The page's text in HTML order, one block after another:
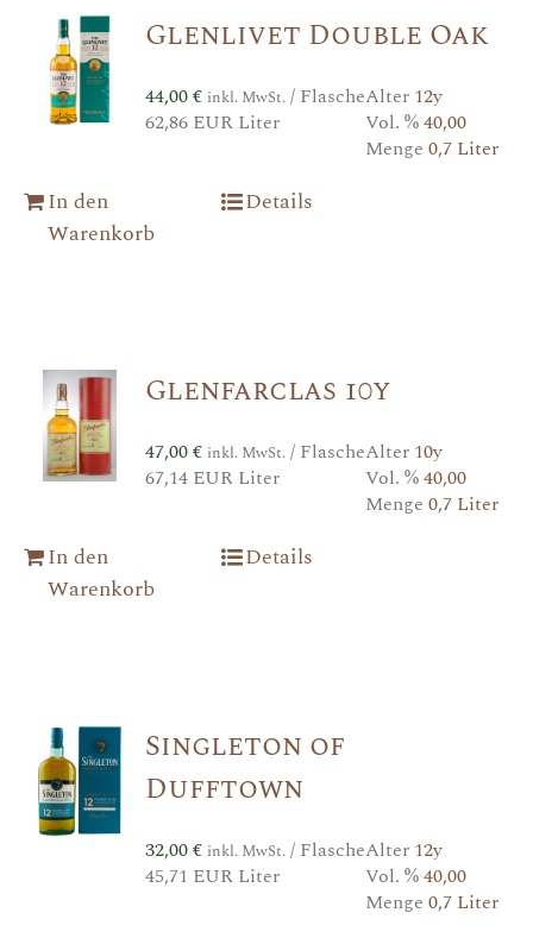
Glenlivet Double Oak
44,00€ inkl. MwSt./ Flasche
62,86 EUR Liter
Alter 12y
Vol. %40,00
Menge 0,7 Liter
In den
Warenkorb
Details
Glenfarclas 10y
47,00€ inkl. MwSt./ Flasche
67,14 EUR Liter
Alter 10y
Vol. %40,00
Menge 0,7 Liter
In den
Warenkorb
Details
Singleton of
Dufftown
32,00€ inkl. MwSt./ Flasche
45,71 EUR Liter
Alter 12y
Vol. %40,00
Menge 0,7 Liter